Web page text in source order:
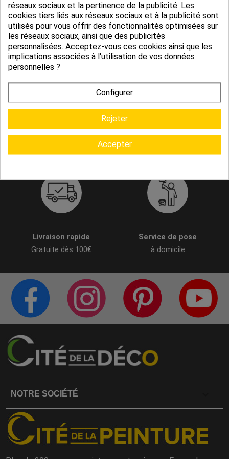
Calculer la surface en m²
Comment et pourquoi utiliser la peinture velours ?
Peinture Acrylique, Peinture Glycéro : Laquelle Choisir ?
05 65 74 58 60
Conditions générales de vente
Livraison rapide
Gratuite dès 100€
Service de pose
à domicile
PAGE FACEBOOK
CITÉ DE LA DÉCO
COMPTE INSTAGRAM
CITÉ DE LA DÉCO
PAGE
CITÉ DE LA
NOTRE SOCIÉTÉ
réseaux sociaux et la pertinence de la publicité. Les
cookies tiers liés aux réseaux sociaux et à la publicité sont
utilisés pour vous offrir des fonctionnalités optimisées sur
les réseaux sociaux, ainsi que des publicités
personnalisées. Acceptez-vous ces cookies ainsi que les
implications associées à l'utilisation de vos données
personnelles ?
Configurer
Rejeter
Accepter